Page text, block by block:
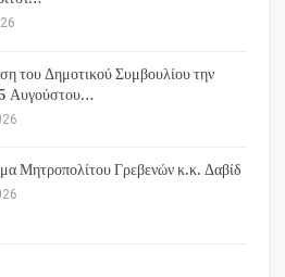
του Δημοτικού Συμβουλίου την
Αυγούστου…
Μητροπολίτου Γρεβενών κ.κ. Δαβίδ